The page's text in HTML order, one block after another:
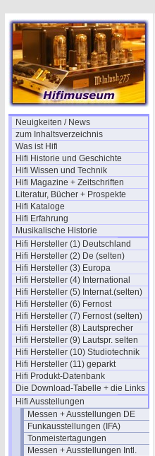
Neuigkeiten / News
zum Inhaltsverzeichnis
Was ist Hifi
Hifi Historie und Geschichte
Hifi Wissen und Technik
Hifi Magazine + Zeitschriften
Literatur, Bücher + Prospekte
Hifi Kataloge
Hifi Erfahrung
Musikalische Historie
Hifi Hersteller (1) Deutschland
Hifi Hersteller (2) De (selten)
Hifi Hersteller (3) Europa
Hifi Hersteller (4) International
Hifi Hersteller (5) Internat.(selten)
Hifi Hersteller (6) Fernost
Hifi Hersteller (7) Fernost (selten)
Hifi Hersteller (8) Lautsprecher
Hifi Hersteller (9) Lautspr. selten
Hifi Hersteller (10) Studiotechnik
Hifi Hersteller (11) geparkt
Hifi Produkt-Datenbank
Die Download-Tabelle + die Links
Hifi Ausstellungen
Messen + Ausstellungen DE
Funkausstellungen (IFA)
Tonmeistertagungen
Messen + Ausstellungen Intl.